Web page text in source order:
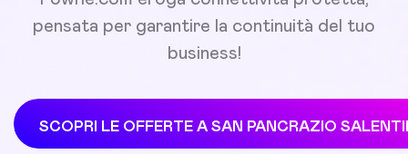
pensata per garantire la continuità del tuo
business!
SCOPRI LE OFFERTE A SAN PANCRAZIO